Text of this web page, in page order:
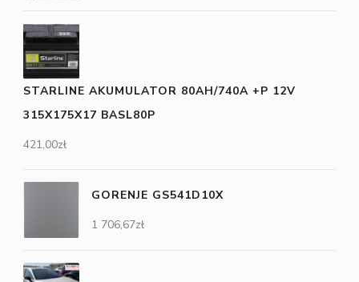
STARLINE AKUMULATOR 80AH/740A +P 12V
315X175X17 BASL80P
421,00zł
GORENJE GS541D10X
1 706,67zł